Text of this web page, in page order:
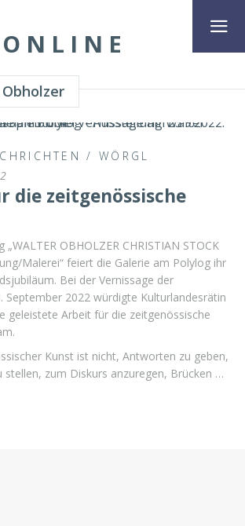
/WÖRGL
die zeitgenössische
OBHOLZER CHRISTIAN STOCK
Malerei“ feiert die Galerie am Polylog ihr
Bei der Vernissage der
September 2022 würdigte Kulturlandesrätin
geleistete Arbeit für die zeitgenössische
Kunst ist nicht, Antworten zu geben,
stellen, zum Diskurs anzuregen, Brücken …